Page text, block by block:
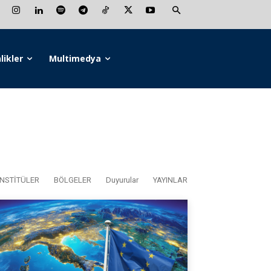
Multimedya
BÖLGELER Duyurular YAYINLAR